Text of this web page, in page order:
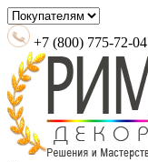
+7 (800) 775-72-04